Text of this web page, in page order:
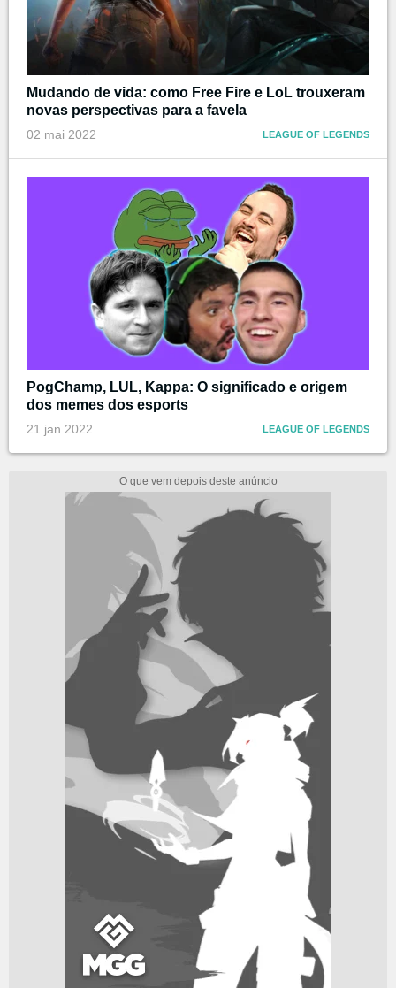
Mudando de vida: como Free Fire e LoL trouxeram
novas perspectivas para a favela
02 mai 2022 LEAGUE OF LEGENDS
PogChamp, LUL, Kappa: O significado e origem
dos memes dos esports
21 jan 2022 LEAGUE OF LEGENDS